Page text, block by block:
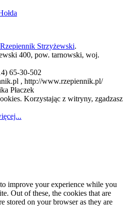
Strzyżewski.
400, pow. tarnowski, woj.
65-30-502
, http://www.rzepiennik.pl/
Płaczek
Korzystając z witryny, zgadzasz
improve your experience while you
Out of these, the cookies that are
stored on your browser as they are